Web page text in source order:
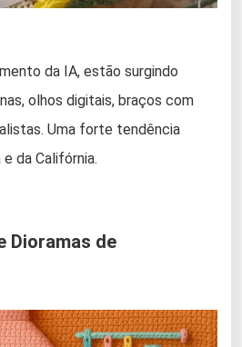
da IA, estão surgindo
olhos digitais, braços com
Uma forte tendência
da Califórnia.
Dioramas de